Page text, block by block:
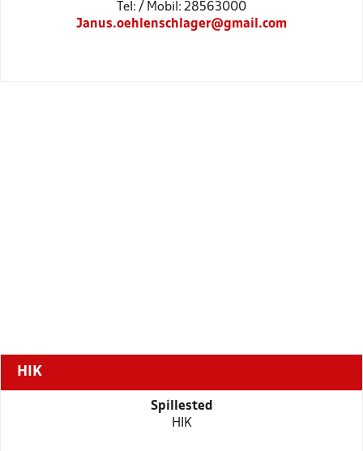
Tel: / Mobil: 28563000
Janus.oehlenschlager@gmail.com
HIK
Spillested
HIK